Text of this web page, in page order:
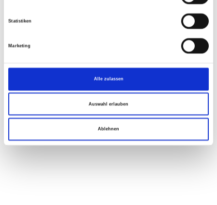
Statistiken
Marketing
Alle zulassen
Auswahl erlauben
Ablehnen